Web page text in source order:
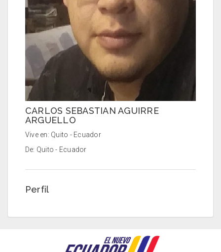
CARLOS SEBASTIAN AGUIRRE
ARGUELLO
Vive en: Quito - Ecuador
De: Quito - Ecuador
Perfil